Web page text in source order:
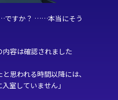
ですか？ ……本当にそう
内容は確認されました
思われる時間以降には、
室していません」